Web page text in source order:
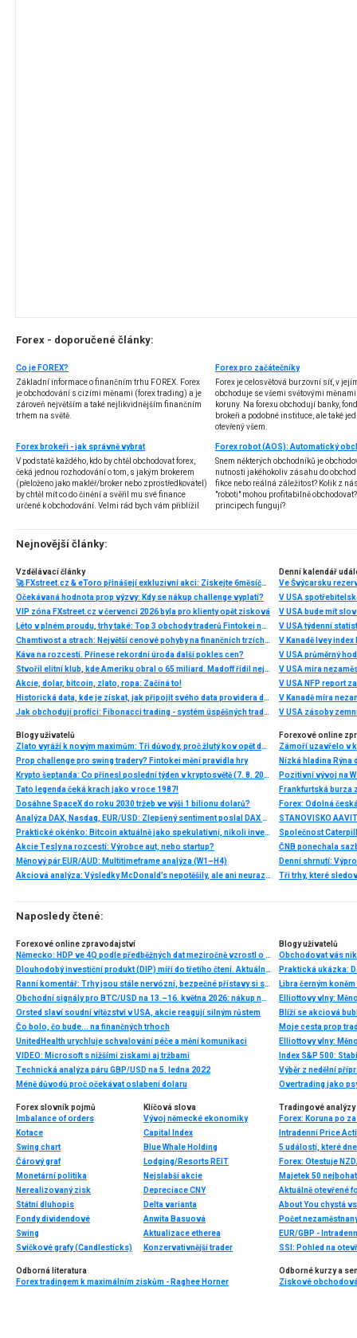
Forex - doporučené články:
Co je FOREX?
Základní informace o finančním trhu FOREX. Forex
je obchodování s cizími měnami (forex trading) a je
zároveň největším a také nejlikvidnějším finančním
trhem na světě.
Forex pro začátečníky
Forex je celosvětová burzovní síť, v
obchoduje se všemi světovými
koruny. Na forexu obchodují banky,
brokeři a podobné instituce, ale také
otevřený všem.
Forex brokeři - jak správně vybrat
V podstatě každého, kdo by chtěl obchodovat forex,
čeká jednou rozhodování o tom, s jakým brokerem
(přeloženo jako makléř/broker nebo zprostředkovatel)
by chtěl mít co do činění a svěřil mu své finance
určené k obchodování. Velmi rád bych vám přiblížil
několik příkladů nejznámějších z nich.
Snem některých obchodníků je
nutnosti jakéhokoliv zásahu do
fikce nebo reálná záležitost? Kolik z
"roboti" mohou profitabilně
principech fungují?
Nejnovější články:
Vzdělávací články
🚀 FXstreet.cz & eToro přinášejí exkluzivní akci: Získejte 6měsíční členství ve VIP zóně ZDARMA
Očekávaná hodnota prop výzvy: Kdy se nákup challenge vyplatí?
VIP zóna FXstreet.cz v červenci 2026 byla pro klienty opět zisková
Léto v plném proudu, trhy také: Top 3 obchody traderů Fintokei na indexech a zlatě
Chamtivost a strach: Největší cenové pohyby na finančních trzích (červenec 2026)
Káva na rozcestí. Přinese rekordní úroda další pokles cen?
Stvořil elitní klub, kde Ameriku obral o 65 miliard. Madoff řídil největší Ponzi dějin
Akcie, dolar, bitcoin, zlato, ropa: Začíná to!
Historická data, kde je získat, jak připojit svého data providera do MultiCharts a proč je budeme potřebovat? (4. díl)
Jak obchodují profíci: Fibonacci trading - systém úspěšných traderů
Denní kalendář
Ve Švýcarsku
V USA
V USA bude mít
V USA týdenní
V Kanadě Ivey index
V USA průměrný
V USA míra
V USA NFP report
V Kanadě míra
V USA zásoby
Blogy uživatelů
Zlato vyráží k novým maximům: Tři důvody, proč žlutý kov opět dominuje
Prop challenge pro swing tradery? Fintokei mění pravidla hry
Krypto šeptanda: Co přinesl poslední týden v kryptosvětě (7. 8. 2026)
Tato legenda čeká krach jako v roce 1987!
Dosáhne SpaceX do roku 2030 tržeb ve výši 1 bilionu dolarů?
Analýza DAX, Nasdaq, EUR/USD: Zlepšený sentiment poslal DAX na nová maxima
Praktické okénko: Bitcoin aktuálně jako spekulativní, nikoli investiční aktivum
Akcie Tesly na rozcestí: Výrobce aut, nebo startup?
Měnový pár EUR/AUD: Multitimeframe analýza (W1–H4)
Akciová analýza: Výsledky McDonald’s nepotěšily, ale ani neurazily. Jakou vizi společnost prezentovala?
Forexové online
Nízká hladina
Pozitivní vývoj na
Frankfurtská burza
Denní shrnutí:
Tři trhy, které
Naposledy čtené:
Forexové online zpravodajství
Německo: HDP ve 4Q podle předběžných dat meziročně vzrostl o 0,6 % při očekávání růstu o 0,4 %
Dlouhodobý investiční produkt (DIP) míří do třetího čtení. Aktuálně se schvaluje Sněmovnou
Ranní komentář: Trhy jsou stále nervózní, bezpečné přístavy si svou cenu bez problémů drží
Obchodní signály pro BTC/USD na 13.–16. května 2026: nákup nad 81 250 USD (21 SMA – 6/8 Murray)
Orsted slaví soudní vítězství v USA, akcie reagují silným růstem
Čo bolo, čo bude... na finančných trhoch
UnitedHealth urychluje schvalování péče a mění komunikaci
VIDEO: Microsoft s nižšími ziskami aj tržbami
Technická analýza páru GBP/USD na 5. ledna 2022
Méně důvodů proč očekávat oslabení dolaru
Blogy uživatelů
Obchodovat vás
Praktická ukázka:
Libra černým
Elliottovy vlny:
Výběr z nedělní
Forex slovník pojmů
Imbalance of orders
Kotace
Swing chart
Čárový graf
Monetární politika
Nerealizovaný zisk
Státní dluhopis
Fondy dividendové
Swing
Svíčkové grafy (Candlesticks)
Klíčová slova
Vývoj německé ekonomiky
Capital Index
Blue Whale Holding
Lodging/Resorts REIT
Nejslabší akcie
Depreciace CNY
Delta varianta
Anwita Basuová
Aktualizace etherea
Konzervativnější trader
Tradingové analýzy
Intradenní Price
5 událostí, které
Forex: Otestuje
Majetek 50
Aktuálně otevřené
EUR/GBP -
SSI: Pohled na
Odborná literatura
Forex tradingem k maximálním ziskům - Raghee Horner
Odborné kurzy a